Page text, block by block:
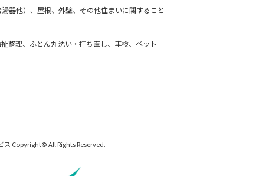
器他）、屋根、外壁、その他住まいに関すること
整理、ふとん丸洗い・打ち直し、車検、ペット
ス Copyright© All Rights Reserved.